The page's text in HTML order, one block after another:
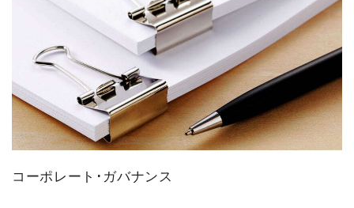
コーポレート･ガバナンス